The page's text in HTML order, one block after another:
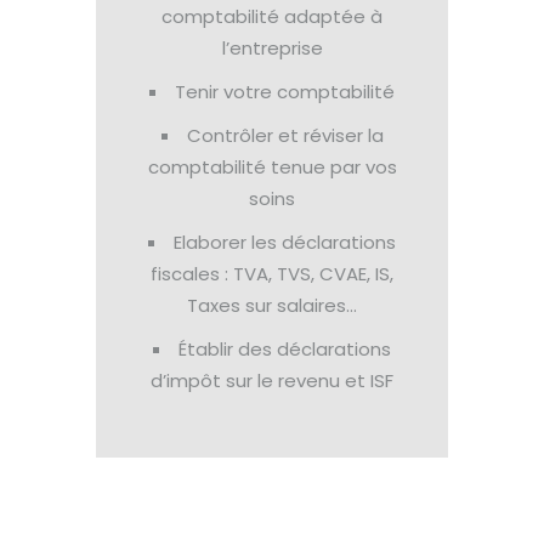
comptabilité adaptée à
l’entreprise
Tenir votre comptabilité
Contrôler et réviser la
comptabilité tenue par vos
soins
Elaborer les déclarations
fiscales : TVA, TVS, CVAE, IS,
Taxes sur salaires…
Établir des déclarations
d’impôt sur le revenu et ISF